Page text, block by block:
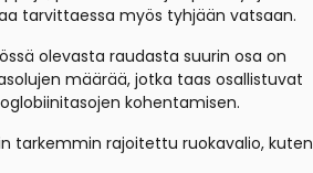
tarvittaessa myös tyhjään vatsaan.
olevasta raudasta suurin osa on
määrää, jotka taas osallistuvat
kohentamisen.
tarkemmin rajoitettu ruokavalio, kuten